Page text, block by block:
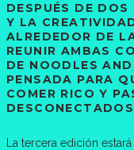
DESPUÉS DE
Y LA
ALREDEDOR DE
REUNIR AMBAS
DE NOODLES
PENSADA PARA
COMER RICO Y
La tercera edición